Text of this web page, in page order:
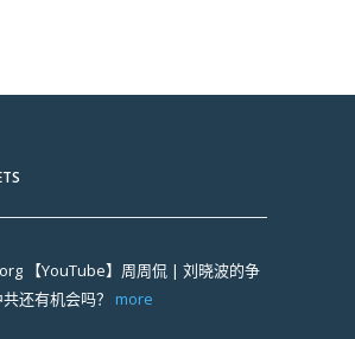
【YouTube】周周侃 | 刘晓波的争
还有机会吗？ more